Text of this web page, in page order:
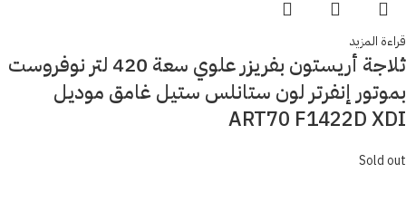
قراءة المزيد
ثلاجة أريستون بفريزر علوي سعة 420 لتر نوفروست
بموتور إنفرتر لون ستانلس ستيل غامق موديل
ART70 F1422D XDI
Sold out